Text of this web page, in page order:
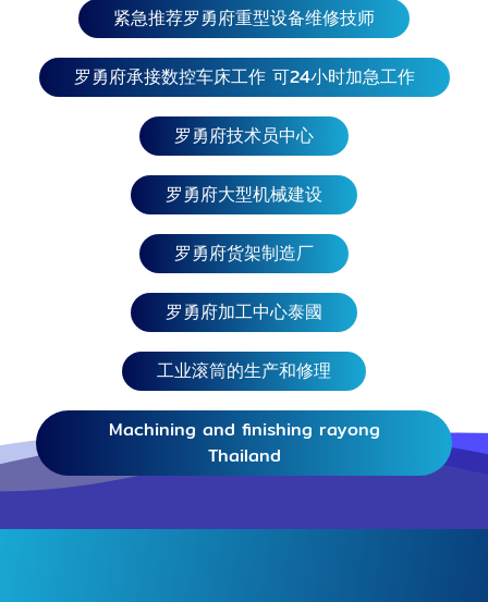
克兰群岛、委内瑞拉、秘鲁、 巴拉圭、玻利维亚、苏
里南、智利、哥伦比亚、圭亚那。
紧急推荐罗勇府重型设备维修技师
罗勇府承接数控车床工作 可24小时加急工作
罗勇府技术员中心
罗勇府大型机械建设
罗勇府货架制造厂
罗勇府加工中心泰國
工业滚筒的生产和修理
Machining and finishing rayong
Thailand